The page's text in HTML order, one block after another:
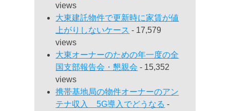
views
大東建託物件で更新時に家賃が値
上がりしないケース - 17,579
views
大東オーナーのための年一度の全
国支部報告会・懇親会 - 15,352
views
携帯基地局の物件オーナーのアン
テナ収入 5G導入でどうなる -